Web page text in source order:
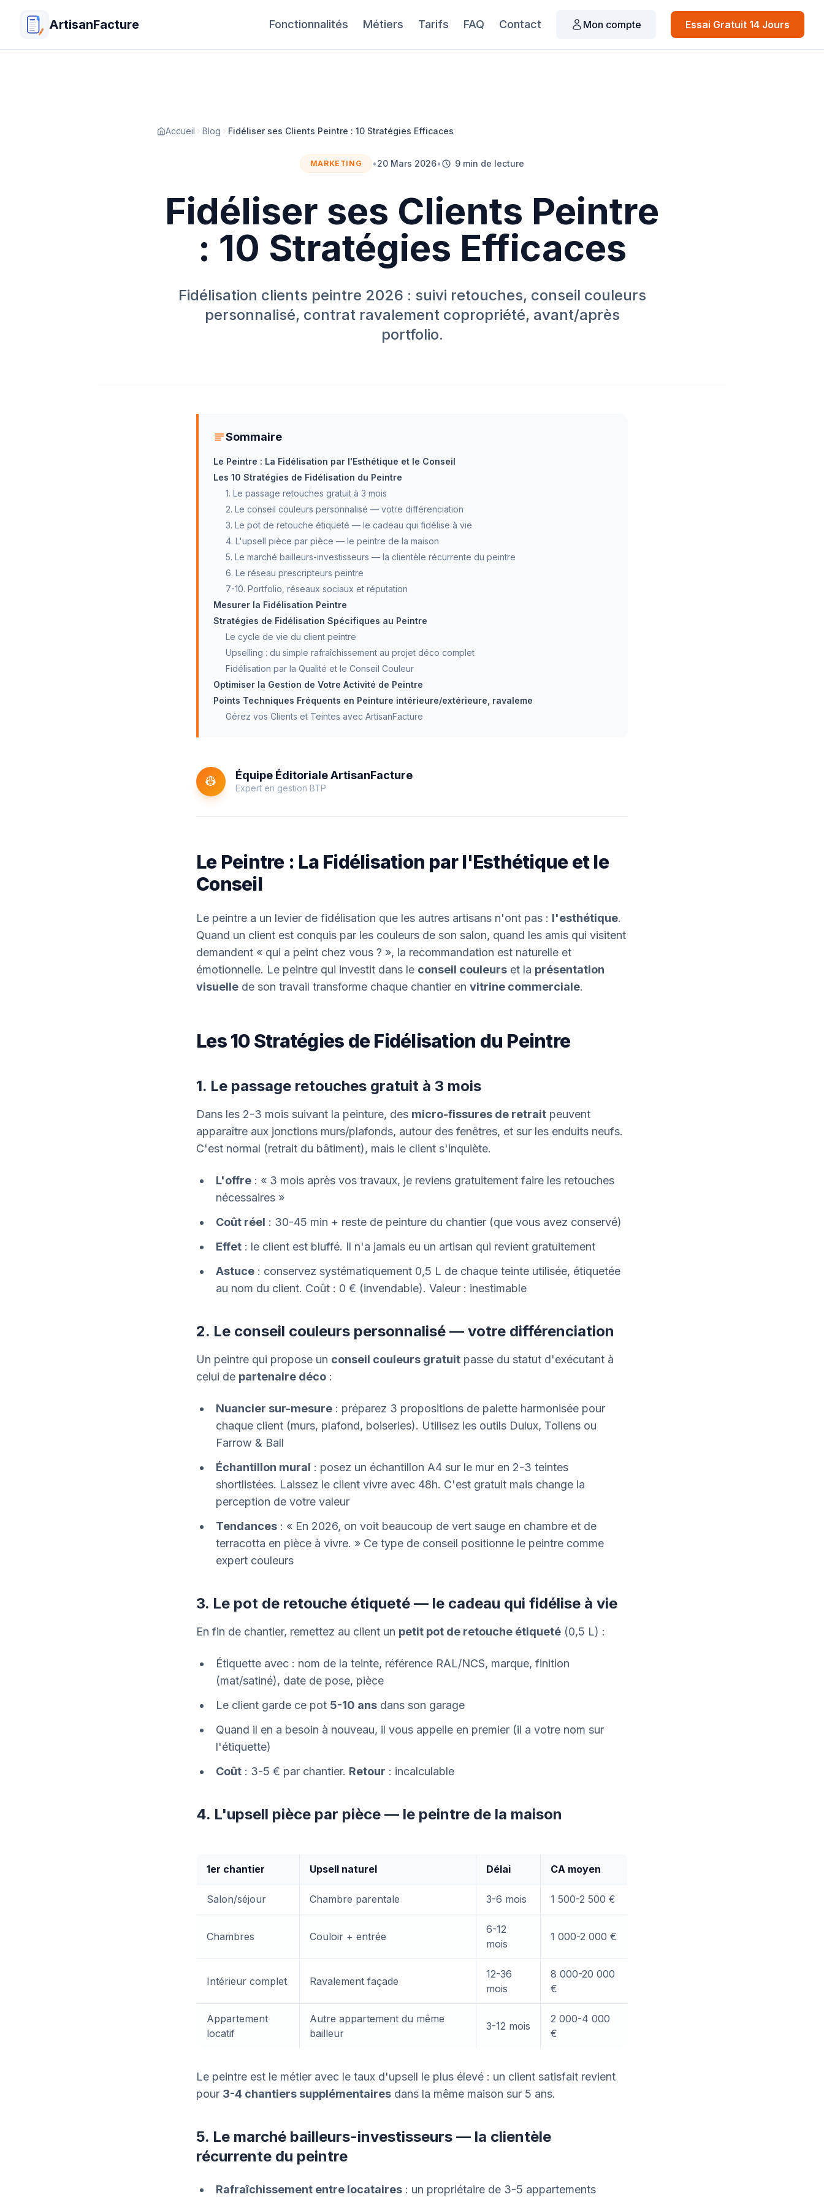
ArtisanFacture Fonctionnalités Métiers Tarifs FAQ Contact Mon compte Essai Gratuit 14 Jours
Accueil Blog Fidéliser ses Clients Peintre : 10 Stratégies Efficaces
MARKETING •20 Mars 2026• 9 min de lecture
Fidéliser ses Clients Peintre
: 10 Stratégies Efficaces
Fidélisation clients peintre 2026 : suivi retouches, conseil couleurs
personnalisé, contrat ravalement copropriété, avant/après
portfolio.
Sommaire
Le Peintre : La Fidélisation par l'Esthétique et le Conseil
Les 10 Stratégies de Fidélisation du Peintre
1. Le passage retouches gratuit à 3 mois
2. Le conseil couleurs personnalisé — votre différenciation
3. Le pot de retouche étiqueté — le cadeau qui fidélise à vie
4. L'upsell pièce par pièce — le peintre de la maison
5. Le marché bailleurs-investisseurs — la clientèle récurrente du peintre
6. Le réseau prescripteurs peintre
7-10. Portfolio, réseaux sociaux et réputation
Mesurer la Fidélisation Peintre
Stratégies de Fidélisation Spécifiques au Peintre
Le cycle de vie du client peintre
Upselling : du simple rafraîchissement au projet déco complet
Fidélisation par la Qualité et le Conseil Couleur
Optimiser la Gestion de Votre Activité de Peintre
Points Techniques Fréquents en Peinture intérieure/extérieure, ravaleme
Gérez vos Clients et Teintes avec ArtisanFacture
👷 Équipe Éditoriale ArtisanFacture
Expert en gestion BTP
Le Peintre : La Fidélisation par l'Esthétique et le
Conseil
Le peintre a un levier de fidélisation que les autres artisans n'ont pas : l'esthétique.
Quand un client est conquis par les couleurs de son salon, quand les amis qui visitent
demandent « qui a peint chez vous ? », la recommandation est naturelle et
émotionnelle. Le peintre qui investit dans le conseil couleurs et la présentation
visuelle de son travail transforme chaque chantier en vitrine commerciale.
Les 10 Stratégies de Fidélisation du Peintre
1. Le passage retouches gratuit à 3 mois
Dans les 2-3 mois suivant la peinture, des micro-fissures de retrait peuvent
apparaître aux jonctions murs/plafonds, autour des fenêtres, et sur les enduits neufs.
C'est normal (retrait du bâtiment), mais le client s'inquiète.
L'offre : « 3 mois après vos travaux, je reviens gratuitement faire les retouches
nécessaires »
Coût réel : 30-45 min + reste de peinture du chantier (que vous avez conservé)
Effet : le client est bluffé. Il n'a jamais eu un artisan qui revient gratuitement
Astuce : conservez systématiquement 0,5 L de chaque teinte utilisée, étiquetée
au nom du client. Coût : 0 € (invendable). Valeur : inestimable
2. Le conseil couleurs personnalisé — votre différenciation
Un peintre qui propose un conseil couleurs gratuit passe du statut d'exécutant à
celui de partenaire déco :
Nuancier sur-mesure : préparez 3 propositions de palette harmonisée pour
chaque client (murs, plafond, boiseries). Utilisez les outils Dulux, Tollens ou
Farrow & Ball
Échantillon mural : posez un échantillon A4 sur le mur en 2-3 teintes
shortlistées. Laissez le client vivre avec 48h. C'est gratuit mais change la
perception de votre valeur
Tendances : « En 2026, on voit beaucoup de vert sauge en chambre et de
terracotta en pièce à vivre. » Ce type de conseil positionne le peintre comme
expert couleurs
3. Le pot de retouche étiqueté — le cadeau qui fidélise à vie
En fin de chantier, remettez au client un petit pot de retouche étiqueté (0,5 L) :
Étiquette avec : nom de la teinte, référence RAL/NCS, marque, finition
(mat/satiné), date de pose, pièce
Le client garde ce pot 5-10 ans dans son garage
Quand il en a besoin à nouveau, il vous appelle en premier (il a votre nom sur
l'étiquette)
Coût : 3-5 € par chantier. Retour : incalculable
4. L'upsell pièce par pièce — le peintre de la maison
1er chantier Upsell naturel Délai CA moyen
Salon/séjour Chambre parentale 3-6 mois 1 500-2 500 €
Chambres Couloir + entrée
6-12
mois
1 000-2 000 €
Intérieur complet Ravalement façade
12-36
mois
8 000-20 000
€
Appartement
locatif
Autre appartement du même
bailleur
3-12 mois
2 000-4 000
€
Le peintre est le métier avec le taux d'upsell le plus élevé : un client satisfait revient
pour 3-4 chantiers supplémentaires dans la même maison sur 5 ans.
5. Le marché bailleurs-investisseurs — la clientèle
récurrente du peintre
Rafraîchissement entre locataires : un propriétaire de 3-5 appartements